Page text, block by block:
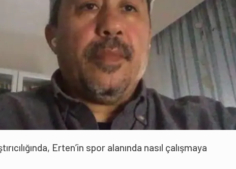
Erten’in spor alanında nasıl çalışmaya